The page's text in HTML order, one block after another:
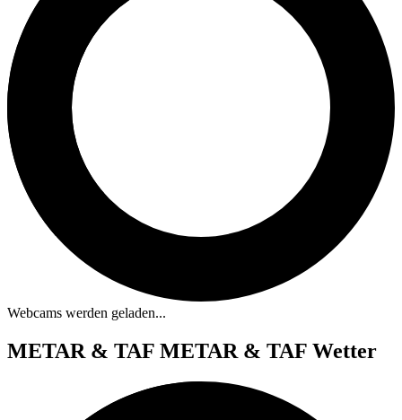
Webcams werden geladen...
METAR & TAF METAR & TAF Wetter